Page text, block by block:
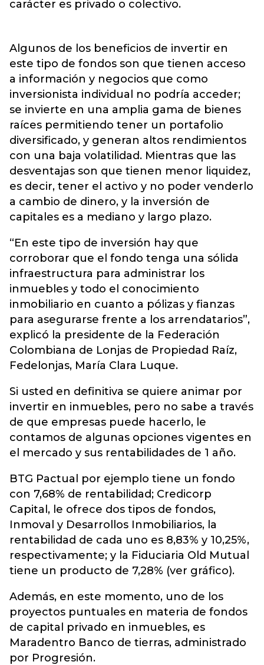
carácter es privado o colectivo.
Algunos de los beneficios de invertir en
este tipo de fondos son que tienen acceso
a información y negocios que como
inversionista individual no podría acceder;
se invierte en una amplia gama de bienes
raíces permitiendo tener un portafolio
diversificado, y generan altos rendimientos
con una baja volatilidad. Mientras que las
desventajas son que tienen menor liquidez,
es decir, tener el activo y no poder venderlo
a cambio de dinero, y la inversión de
capitales es a mediano y largo plazo.
“En este tipo de inversión hay que
corroborar que el fondo tenga una sólida
infraestructura para administrar los
inmuebles y todo el conocimiento
inmobiliario en cuanto a pólizas y fianzas
para asegurarse frente a los arrendatarios”,
explicó la presidente de la Federación
Colombiana de Lonjas de Propiedad Raíz,
Fedelonjas, María Clara Luque.
Si usted en definitiva se quiere animar por
invertir en inmuebles, pero no sabe a través
de que empresas puede hacerlo, le
contamos de algunas opciones vigentes en
el mercado y sus rentabilidades de 1 año.
BTG Pactual por ejemplo tiene un fondo
con 7,68% de rentabilidad; Credicorp
Capital, le ofrece dos tipos de fondos,
Inmoval y Desarrollos Inmobiliarios, la
rentabilidad de cada uno es 8,83% y 10,25%,
respectivamente; y la Fiduciaria Old Mutual
tiene un producto de 7,28% (ver gráfico).
Además, en este momento, uno de los
proyectos puntuales en materia de fondos
de capital privado en inmuebles, es
Maradentro Banco de tierras, administrado
por Progresión.